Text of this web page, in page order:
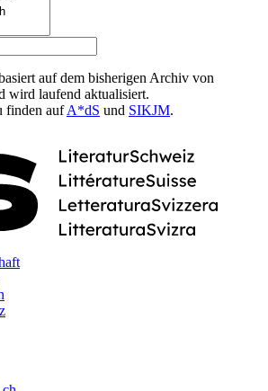
auf dem bisherigen Archiv von
wird laufend aktualisiert.
finden aufA*dS und SIKJM.